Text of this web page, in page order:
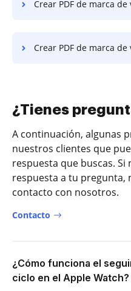
Crear PDF de marca de verificación en el
Crear PDF de marca de verificación en Internet
¿Tienes
A continuación, algunas
nuestros clientes que
respuesta que buscas.
respuesta a tu pregunta,
contacto con nosotros.
Contacto
¿Cómo funciona el
ciclo en el Apple Watch?